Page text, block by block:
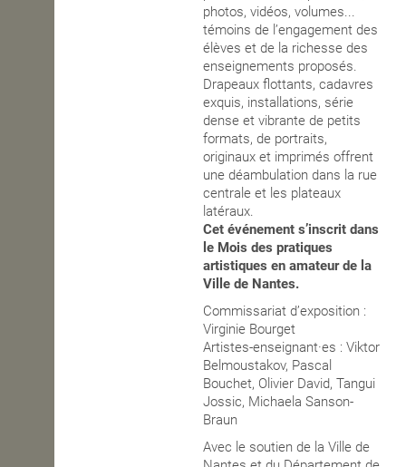
photos, vidéos, volumes...
témoins de l’engagement des
élèves et de la richesse des
enseignements proposés.
Drapeaux flottants, cadavres
exquis, installations, série
dense et vibrante de petits
formats, de portraits,
originaux et imprimés offrent
une déambulation dans la rue
centrale et les plateaux
latéraux.
Cet événement s’inscrit dans
le Mois des pratiques
artistiques en amateur de la
Ville de Nantes.
Commissariat d’exposition :
Virginie Bourget
Artistes-enseignant·es : Viktor
Belmoustakov, Pascal
Bouchet, Olivier David, Tangui
Jossic, Michaela Sanson-
Braun
Avec le soutien de la Ville de